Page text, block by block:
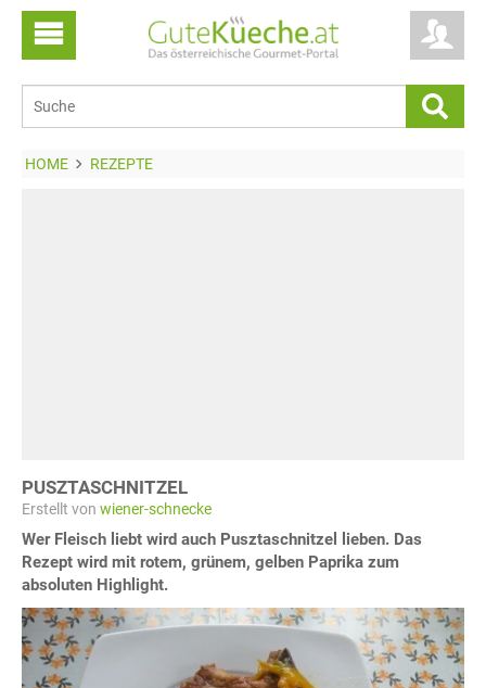
HOME REZEPTE
PUSZTASCHNITZEL
Erstellt von wiener-schnecke
Wer Fleisch liebt wird auch Pusztaschnitzel lieben. Das
Rezept wird mit rotem, grünem, gelben Paprika zum
absoluten Highlight.